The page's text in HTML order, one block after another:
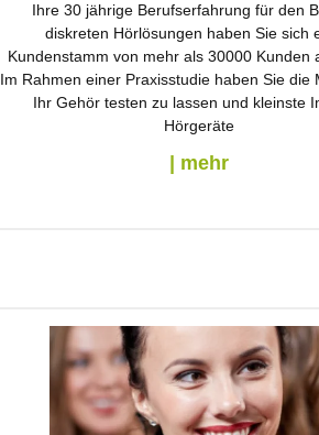
Ihre 30 jährige Berufserfahrung für den
diskreten Hörlösungen haben Sie sich
Kundenstamm von mehr als 30000 Kunden
Im Rahmen einer Praxisstudie haben Sie die
Ihr Gehör testen zu lassen und kleinste
Hörgeräte
| mehr